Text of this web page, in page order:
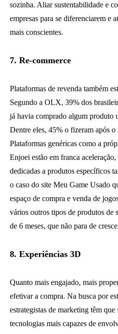
sozinha. Aliar sustentabilidade e
empresas para se diferenciarem e
mais conscientes.
7. Re-commerce
Plataformas de revenda também
Segundo a OLX, 39% dos
já havia comprado algum produto
Dentre eles, 45% o fizeram após
Plataformas genéricas como a
Enjoei estão em franca
dedicadas a produtos específicos
o caso do site Meu Game Usado
espaço de compra e venda de
vários outros tipos de produtos de
de 6 meses, que não para de
8. Experiências 3D
Quanto mais engajado, mais
efetivar a compra. Na busca por
estrategistas de marketing têm
tecnologias mais capazes de